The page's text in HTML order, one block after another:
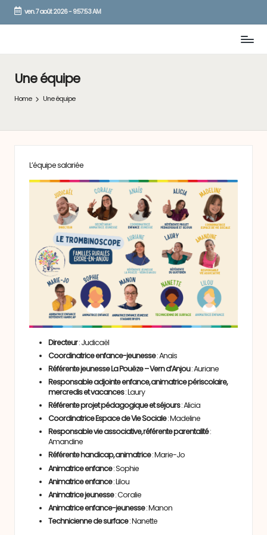
Skip
ven. 7 août 2026- 9:57:53 AM
Une équipe
Home Une équipe
L’équipe salariée
Directeur: Judicaël
Coordinatrice enfance-jeunesse: Anaïs
Référente jeunesse La Pouëze – Vern d’Anjou: Auriane
Responsable adjointe enfance, animatrice périscolaire,
mercredis et vacances: Laury
Référente projet pédagogique et séjours: Alicia
Coordinatrice Espace de Vie Sociale: Madeline
Responsable vie associative, référente parentalité:
Amandine
Référente handicap, animatrice: Marie-Jo
Animatrice enfance: Sophie
Animatrice enfance: Lilou
Animatrice jeunesse: Coralie
Animatrice enfance-jeunesse: Manon
Technicienne de surface: Nanette